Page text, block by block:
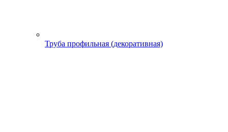
Труба профильная (декоративная)